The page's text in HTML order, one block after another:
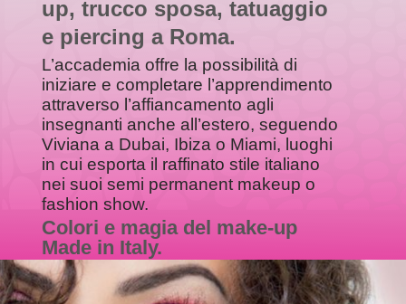
up, trucco sposa, tatuaggio
e piercing a Roma.
L’accademia offre la possibilità di
iniziare e completare l’apprendimento
attraverso l’affiancamento agli
insegnanti anche all’estero, seguendo
Viviana a Dubai, Ibiza o Miami, luoghi
in cui esporta il raffinato stile italiano
nei suoi semi permanent makeup o
fashion show.
Colori e magia del make-up
Made in Italy.
www.confartigianato.it/viviana-
ramassotto